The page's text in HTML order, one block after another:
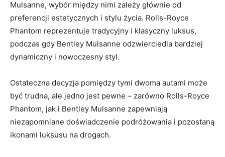
Mulsanne, wybór między nimi zależy głównie od​
preferencji estetycznych⁤ i stylu życia. Rolls-Royce
Phantom reprezentuje tradycyjny i klasyczny luksus,
podczas gdy Bentley Mulsanne odzwierciedla bardziej
dynamiczny i nowoczesny styl.
Ostateczna decyzja pomiędzy tymi dwoma autami może
być trudna, ale jedno jest pewne – zarówno Rolls-Royce
Phantom,⁢ jak i Bentley Mulsanne zapewniają
niezapomniane doświadczenie‍ podróżowania i pozostaną
ikonami luksusu na drogach.